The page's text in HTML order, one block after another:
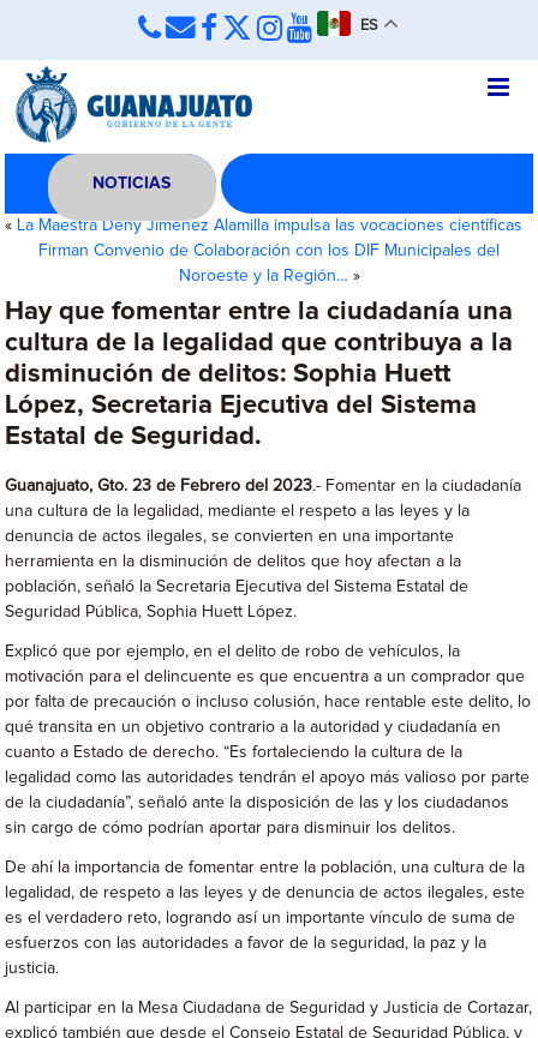
ES
NOTICIAS
« La Maestra Deny Jiménez Alamilla impulsa las vocaciones científicas
Firman Convenio de Colaboración con los DIF Municipales del
Noroeste y la Región… »
Hay que fomentar entre la ciudadanía una
cultura de la legalidad que contribuya a la
disminución de delitos: Sophia Huett
López, Secretaria Ejecutiva del Sistema
Estatal de Seguridad.
Guanajuato, Gto. 23 de Febrero del 2023.- Fomentar en la ciudadanía
una cultura de la legalidad, mediante el respeto a las leyes y la
denuncia de actos ilegales, se convierten en una importante
herramienta en la disminución de delitos que hoy afectan a la
población, señaló la Secretaria Ejecutiva del Sistema Estatal de
Seguridad Pública, Sophia Huett López.
Explicó que por ejemplo, en el delito de robo de vehículos, la
motivación para el delincuente es que encuentra a un comprador que
por falta de precaución o incluso colusión, hace rentable este delito, lo
qué transita en un objetivo contrario a la autoridad y ciudadanía en
cuanto a Estado de derecho. “Es fortaleciendo la cultura de la
legalidad como las autoridades tendrán el apoyo más valioso por parte
de la ciudadanía”, señaló ante la disposición de las y los ciudadanos
sin cargo de cómo podrían aportar para disminuir los delitos.
De ahí la importancia de fomentar entre la población, una cultura de la
legalidad, de respeto a las leyes y de denuncia de actos ilegales, este
es el verdadero reto, logrando así un importante vínculo de suma de
esfuerzos con las autoridades a favor de la seguridad, la paz y la
justicia.
Al participar en la Mesa Ciudadana de Seguridad y Justicia de Cortazar,
explicó también que desde el Consejo Estatal de Seguridad Pública, y